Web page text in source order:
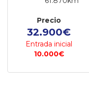
Precio
32.900€
Entrada inicial
10.000€